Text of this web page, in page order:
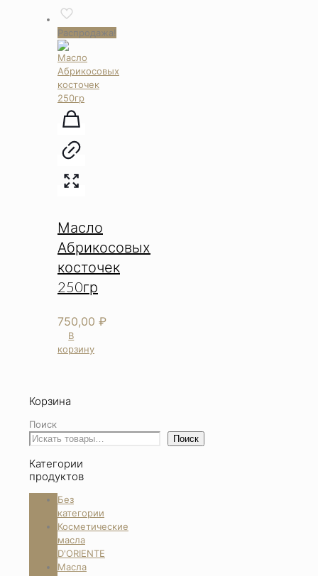
Распродажа!
Масло
Абрикосовых
косточек
250гр
750,00 ₽
В
корзину
Корзина
Поиск
Поиск
Категории
продуктов
Без
категории
Косметические
масла
D'ORIENTE
Масла